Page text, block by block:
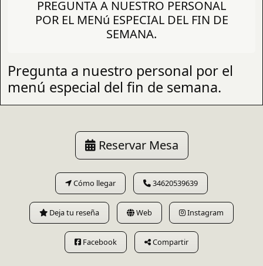
PREGUNTA A NUESTRO PERSONAL
POR EL MENú ESPECIAL DEL FIN DE
SEMANA.
Pregunta a nuestro personal por el
menú especial del fin de semana.
Reservar Mesa
Cómo llegar 34620539639
Deja tu reseña Web Instagram
Facebook Compartir